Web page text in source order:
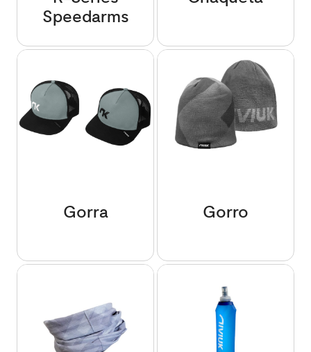
Speedarms
Gorra Gorro